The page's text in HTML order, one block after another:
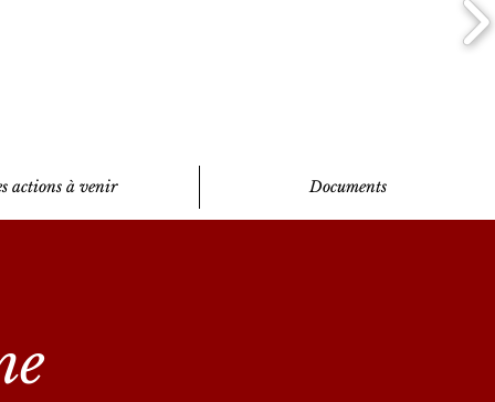
actions à venir Documents